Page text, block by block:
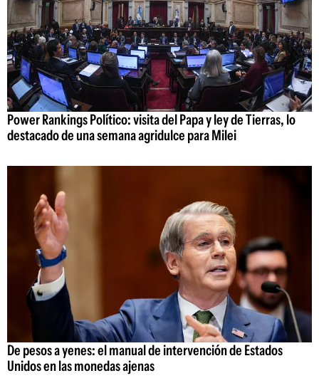
Power Rankings Político: visita del Papa y ley de Tierras, lo
destacado de una semana agridulce para Milei
De pesos a yenes: el manual de intervención de Estados
Unidos en las monedas ajenas